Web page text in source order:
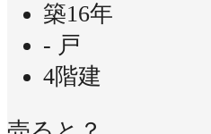
築16年
- 戸
4階建